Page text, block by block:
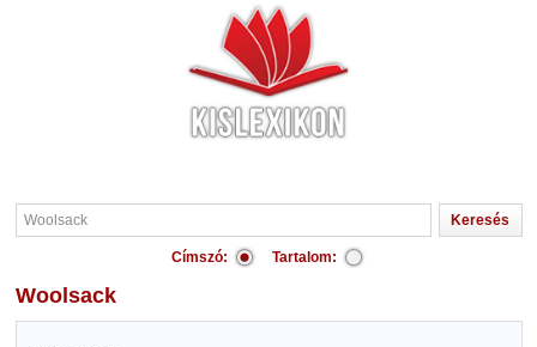
Címszó: Tartalom:
Woolsack